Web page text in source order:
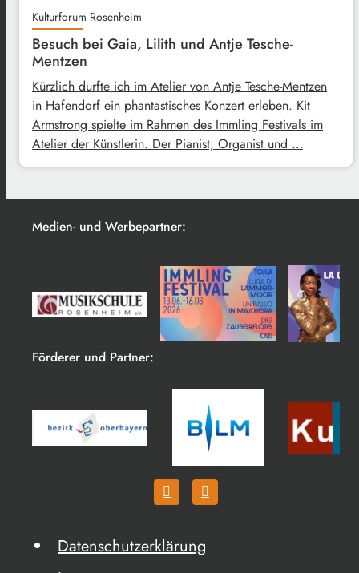
Kulturforum Rosenheim
Besuch bei Gaia, Lilith und Antje Tesche-
Mentzen
Kürzlich durfte ich im Atelier von Antje Tesche-Mentzen
in Hafendorf ein phantastisches Konzert erleben. Kit
Armstrong spielte im Rahmen des Immling Festivals im
Atelier der Künstlerin. Der Pianist, Organist und …
Medien- und Werbepartner:
Förderer und Partner:
Datenschutzerklärung